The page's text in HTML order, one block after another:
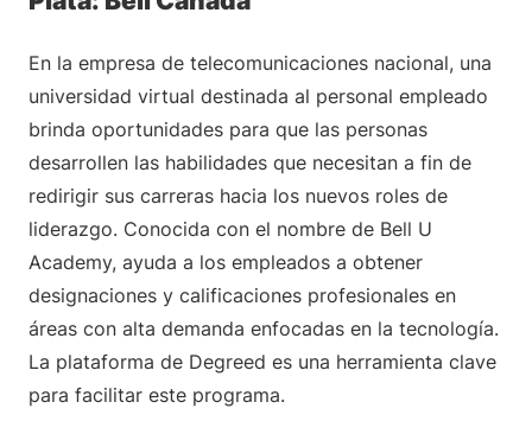
En la empresa de telecomunicaciones nacional, una
universidad virtual destinada al personal empleado
brinda oportunidades para que las personas
desarrollen las habilidades que necesitan a fin de
redirigir sus carreras hacia los nuevos roles de
liderazgo. Conocida con el nombre de Bell U
Academy, ayuda a los empleados a obtener
designaciones y calificaciones profesionales en
áreas con alta demanda enfocadas en la tecnología.
La plataforma de Degreed es una herramienta clave
para facilitar este programa.